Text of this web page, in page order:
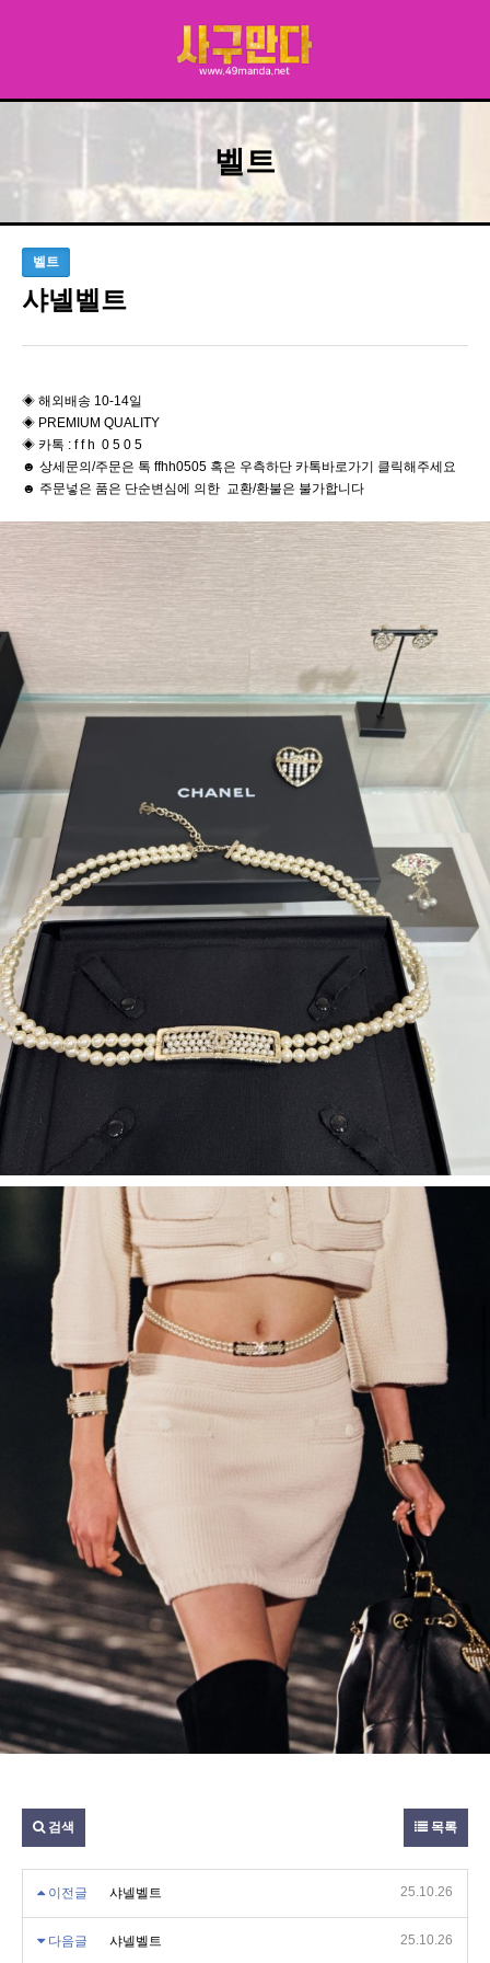
벨트
벨트
샤넬벨트
◈ 해외배송 10-14일
◈ PREMIUM QUALITY
◈ 카톡 : f f h 0 5 0 5
☻ 상세문의/주문은 톡 ffhh0505 혹은 우측하단 카톡바로가기 클릭해주세요
☻ 주문넣은 품은 단순변심에 의한 교환/환불은 불가합니다
검색 목록
이전글 샤넬벨트 25.10.26
다음글 샤넬벨트 25.10.26